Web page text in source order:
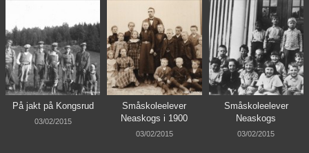
På jakt på Kongsrud
03/02/2015
Småskoleelever
Neaskogs i 1900
03/02/2015
Småskoleelever
Neaskogs
03/02/2015